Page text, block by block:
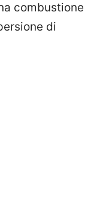
combustione
di